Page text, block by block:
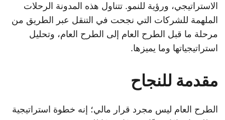
الاستراتيجي، ورؤية للنمو. تتناول هذه المدونة الرحلات
الملهمة للشركات التي نجحت في التنقل عبر الطريق من
مرحلة ما قبل الطرح العام إلى الطرح العام، وتحليل
استراتيجياتها وما يميزها.
مقدمة للنجاح
الطرح العام ليس مجرد قرار مالي؛ إنه خطوة استراتيجية